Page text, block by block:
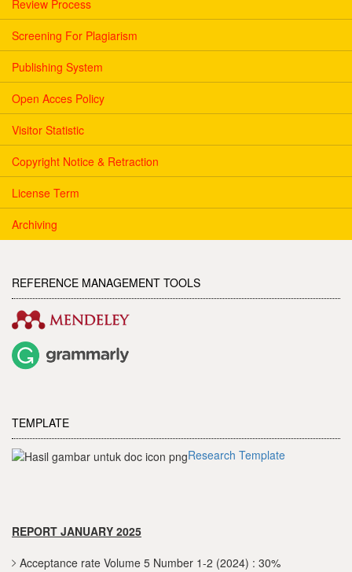
Review Process
Screening For Plagiarism
Publishing System
Open Acces Policy
Visitor Statistic
Copyright Notice & Retraction
License Term
Archiving
REFERENCE MANAGEMENT TOOLS
TEMPLATE
Research Template
REPORT JANUARY 2025
Acceptance rate Volume 5 Number 1-2 (2024) : 30%